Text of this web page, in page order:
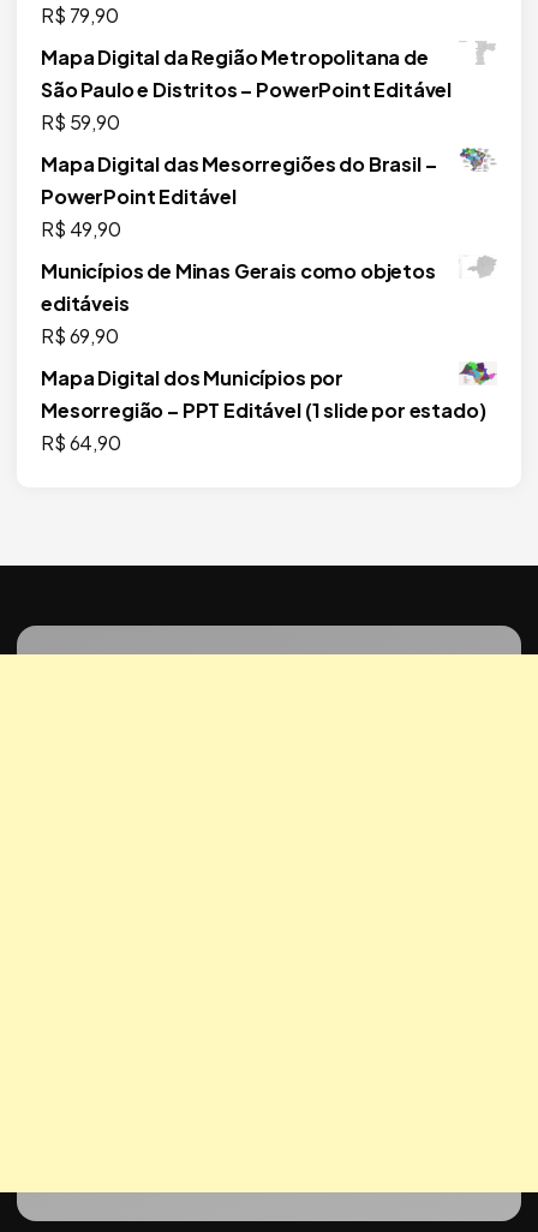
Avaliação
R$ 79,90
Mapa Digital da Região Metropolitana de
São Paulo e Distritos – PowerPoint Editável
R$ 59,90
Mapa Digital das Mesorregiões do Brasil –
PowerPoint Editável
R$ 49,90
Municípios de Minas Gerais como objetos
editáveis
R$69,90
Mapa Digital dos Municípios por
Mesorregião – PPT Editável (1 slide por estado)
R$64,90